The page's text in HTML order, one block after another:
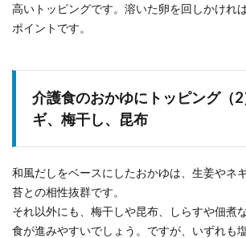
高いトッピングです。溶いた卵を回しかけれ
ポイントです。
介護食のおかゆにトッピング（
ギ、梅干し、昆布
和風だしをベースにしたおかゆは、生姜やネ
苔との相性抜群です。
それ以外にも、梅干しや昆布、しらすや佃煮
食が進みやすいでしょう。ですが、いずれも